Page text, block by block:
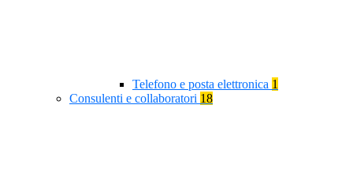
Telefono e posta elettronica 1
Consulenti e collaboratori 18